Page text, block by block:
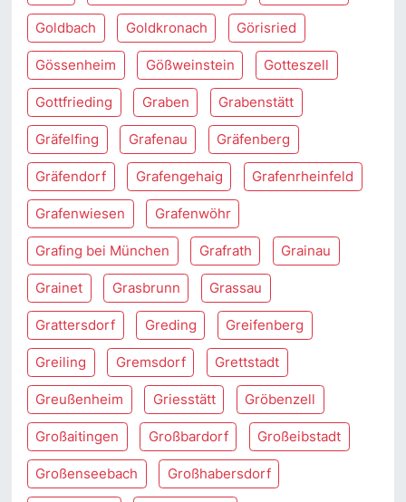
Goldbach Goldkronach Görisried
Gössenheim Gößweinstein Gotteszell
Gottfrieding Graben Grabenstätt
Gräfelfing Grafenau Gräfenberg
Gräfendorf Grafengehaig Grafenrheinfeld
Grafenwiesen Grafenwöhr
Grafing bei München Grafrath Grainau
Grainet Grasbrunn Grassau
Grattersdorf Greding Greifenberg
Greiling Gremsdorf Grettstadt
Greußenheim Griesstätt Gröbenzell
Großaitingen Großbardorf Großeibstadt
Großenseebach Großhabersdorf